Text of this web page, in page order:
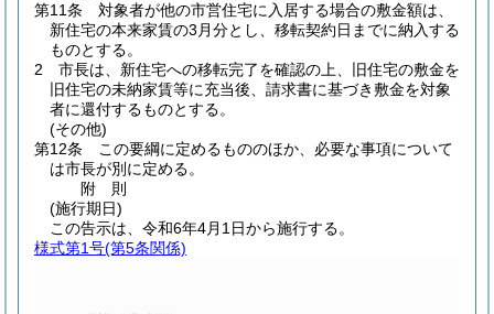
第11条
対象者が他の市営住宅に入居する場合の敷金額は、
新住宅の本来家賃の3月分とし、移転契約日までに納入する
ものとする。
2
市長は、新住宅への移転完了を確認の上、旧住宅の敷金を
旧住宅の未納家賃等に充当後、請求書に基づき敷金を対象
者に還付するものとする。
(その他)
第12条
この要綱に定めるもののほか、必要な事項について
は市長が別に定める。
附 則
(施行期日)
この告示は、令和6年4月1日から施行する。
様式第1号(第5条関係)